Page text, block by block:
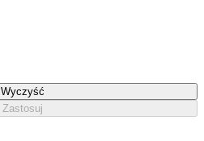
Wyczyść
Zastosuj